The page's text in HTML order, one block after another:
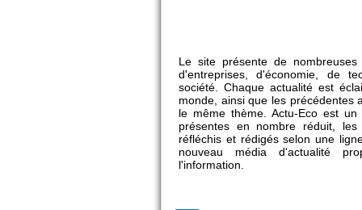
Le site présente de
d'entreprises, d'économie, de
société. Chaque actualité est
monde, ainsi que les précédentes
le même thème. Actu-Eco est
présentes en nombre réduit,
réfléchis et rédigés selon une
nouveau média d'actualité
l'information.